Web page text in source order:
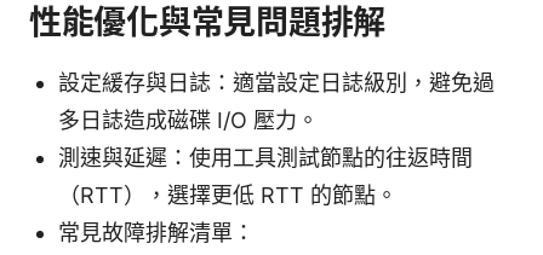
性能優化與常見問題排解
設定緩存與日誌：適當設定日誌級別，避免過
多日誌造成磁碟 I/O 壓力。
測速與延遲：使用工具測試節點的往返時間
（RTT），選擇更低 RTT 的節點。
常見故障排解清單：